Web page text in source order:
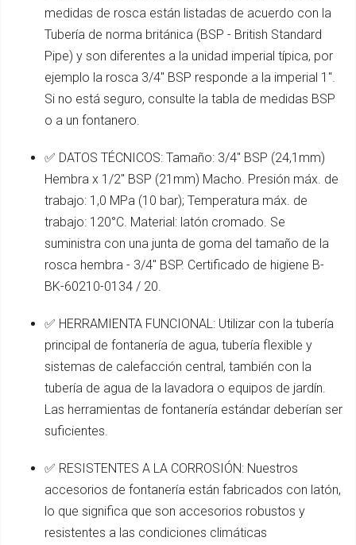
medidas de rosca están listadas de acuerdo con la
Tubería de norma británica (BSP - British Standard
Pipe) y son diferentes a la unidad imperial típica, por
ejemplo la rosca 3/4" BSP responde a la imperial 1".
Si no está seguro, consulte la tabla de medidas BSP
o a un fontanero.
✅ DATOS TÉCNICOS: Tamaño: 3/4" BSP (24,1mm)
Hembra x 1/2" BSP (21mm) Macho. Presión máx. de
trabajo: 1,0 MPa (10 bar); Temperatura máx. de
trabajo: 120°C. Material: latón cromado. Se
suministra con una junta de goma del tamaño de la
rosca hembra - 3/4" BSP. Certificado de higiene B-
BK-60210-0134 / 20.
✅ HERRAMIENTA FUNCIONAL: Utilizar con la tubería
principal de fontanería de agua, tubería flexible y
sistemas de calefacción central, también con la
tubería de agua de la lavadora o equipos de jardín.
Las herramientas de fontanería estándar deberían ser
suficientes.
✅ RESISTENTES A LA CORROSIÓN: Nuestros
accesorios de fontanería están fabricados con latón,
lo que significa que son accesorios robustos y
resistentes a las condiciones climáticas